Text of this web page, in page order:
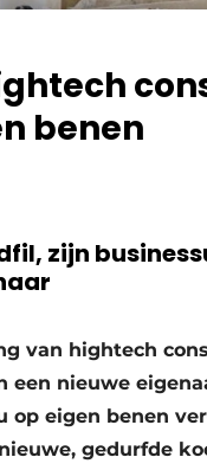
benen
zijn
van hightech
nieuwe
eigen benen
gedurfde